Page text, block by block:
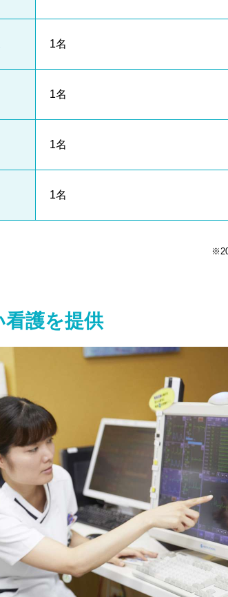
1名
1名
1名
1名
看護を提供